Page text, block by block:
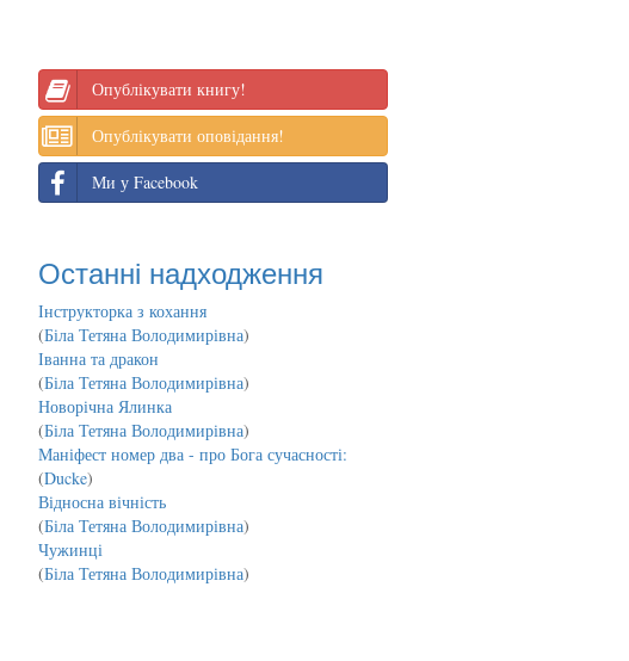
Опублікувати книгу!
Опублікувати оповідання!
Ми у Facebook
Останні надходження
Інструкторка з кохання
(Біла Тетяна Володимирівна)
Іванна та дракон
(Біла Тетяна Володимирівна)
Новорічна Ялинка
(Біла Тетяна Володимирівна)
Маніфест номер два - про Бога сучасності:
(Ducke)
Відносна вічність
(Біла Тетяна Володимирівна)
Чужинці
(Біла Тетяна Володимирівна)